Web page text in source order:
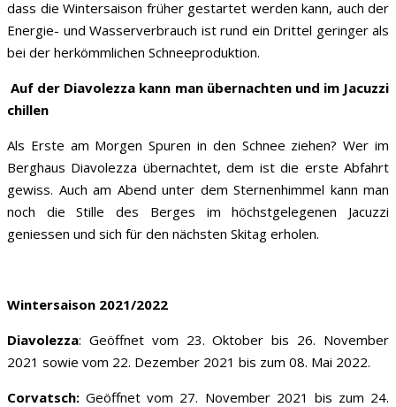
dass die Wintersaison früher gestartet werden kann, auch der
Energie- und Wasserverbrauch ist rund ein Drittel geringer als
bei der herkömmlichen Schneeproduktion.
Auf der Diavolezza kann man übernachten und im Jacuzzi
chillen
Als Erste am Morgen Spuren in den Schnee ziehen? Wer im
Berghaus Diavolezza übernachtet, dem ist die erste Abfahrt
gewiss. Auch am Abend unter dem Sternenhimmel kann man
noch die Stille des Berges im höchstgelegenen Jacuzzi
geniessen und sich für den nächsten Skitag erholen.
Wintersaison 2021/2022
Diavolezza: Geöffnet vom 23. Oktober bis 26. November
2021 sowie vom 22. Dezember 2021 bis zum 08. Mai 2022.
Corvatsch:Geöffnet vom 27. November 2021 bis zum 24.